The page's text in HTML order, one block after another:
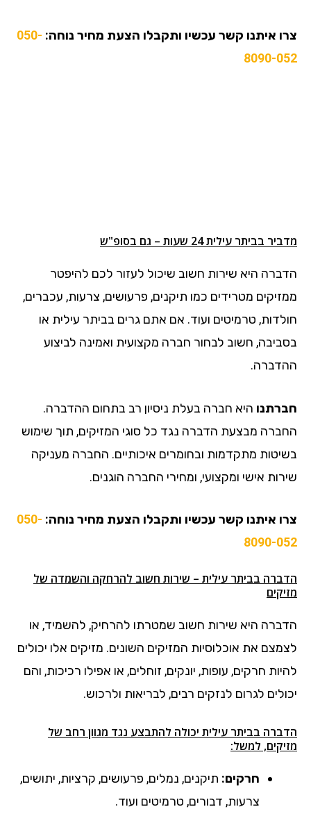
צרו איתנו קשר עכשיו ותקבלו הצעת מחיר נוחה: 050-
8090-052
מדביר בביתר עילית 24 שעות – גם בסופ"ש
הדברה היא שירות חשוב שיכול לעזור לכם להיפטר
ממזיקים מטרידים כמו תיקנים, פרעושים, צרעות, עכברים,
חולדות, טרמיטים ועוד. אם אתם גרים בביתר עילית או
בסביבה, חשוב לבחור חברה מקצועית ואמינה לביצוע
ההדברה.
חברתנו היא חברה בעלת ניסיון רב בתחום ההדברה.
החברה מבצעת הדברה נגד כל סוגי המזיקים, תוך שימוש
בשיטות מתקדמות ובחומרים איכותיים. החברה מעניקה
שירות אישי ומקצועי, ומחירי החברה הוגנים.
צרו איתנו קשר עכשיו ותקבלו הצעת מחיר נוחה: 050-
8090-052
הדברה בביתר עילית – שירות חשוב להרחקה והשמדה של
מזיקים
הדברה היא שירות חשוב שמטרתו להרחיק, להשמיד, או
לצמצם את אוכלוסיות המזיקים השונים. מזיקים אלו יכולים
להיות חרקים, עופות, יונקים, זוחלים, או אפילו רכיכות, והם
יכולים לגרום לנזקים רבים, לבריאות ולרכוש.
הדברה בביתר עילית יכולה להתבצע נגד מגוון רחב של
מזיקים, למשל:
חרקים: תיקנים, נמלים, פרעושים, קרציות, יתושים,
צרעות, דבורים, טרמיטים ועוד.